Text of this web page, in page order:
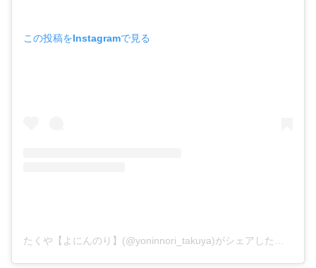
この投稿をInstagramで見る